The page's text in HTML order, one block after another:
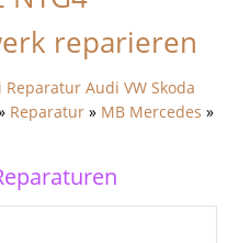
reparieren
Audi VW Skoda
Reparatur » MB Mercedes »